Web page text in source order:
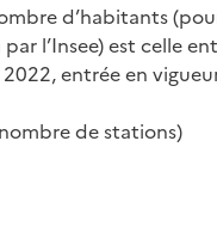
d’habitants
l’Insee) est celle
entrée en
de stations)